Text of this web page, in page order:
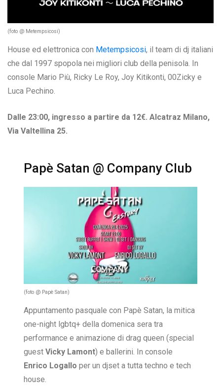
(foto @ Metempsicosi)
House ed elettronica con Metempsicosi, il team di dj italiani
che dal 1997 spopola nei migliori club della penisola. In
console Mario Più, Ricky Le Roy, Joy Kitikonti, 00Zicky e
Luca Pechino.
Dalle 23:00, ingresso a partire da 12€. Alcatraz Milano,
Via Valtellina 25.
Papè Satan @ Company Club
(foto @ Papè Satan)
Appuntamento pasquale con Papè Satan, la mitica
one-night lgbtq+ della domenica sera tra
performance e animazione di drag queen (special
guestVicky Lamont) e ballerini. In console
Enrico Logallo per un djset a tutta techno e tech
house.